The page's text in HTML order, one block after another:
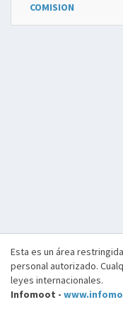
COMISION
Esta es un área
personal autorizado.
leyes internacionales.
Infomoot -